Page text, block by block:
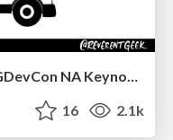
The Art of Delivering Value - GDevCon NA Keynote
16 2.1k